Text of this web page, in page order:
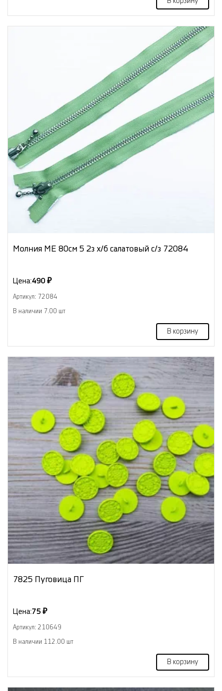
Молния МЕ 80см 5 2з х/б салатовый с/з 72084
Цена:490 ₽
Артикул: 72084
В наличии 7.00 шт
В корзину
7825 Пуговица ПГ
Цена:75 ₽
Артикул: 210649
В наличии 112.00 шт
В корзину